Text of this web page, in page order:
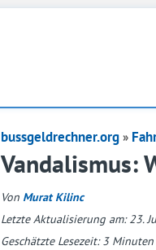
bussgeldrechner.org
Vandalismus:
Von Murat Kilinc
Letzte Aktualisierung am: 23.
Geschätzte Lesezeit:3 Minuten